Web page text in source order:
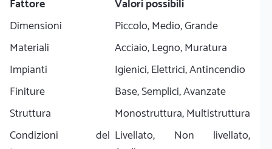
Fattore
Valori possibili
Dimensioni
Piccolo, Medio, Grande
Materiali
Acciaio, Legno, Muratura
Impianti
Igienici, Elettrici, Antincendio
Finiture
Base, Semplici, Avanzate
Struttura
Monostruttura, Multistruttura
Condizioni del Livellato, Non livellato,